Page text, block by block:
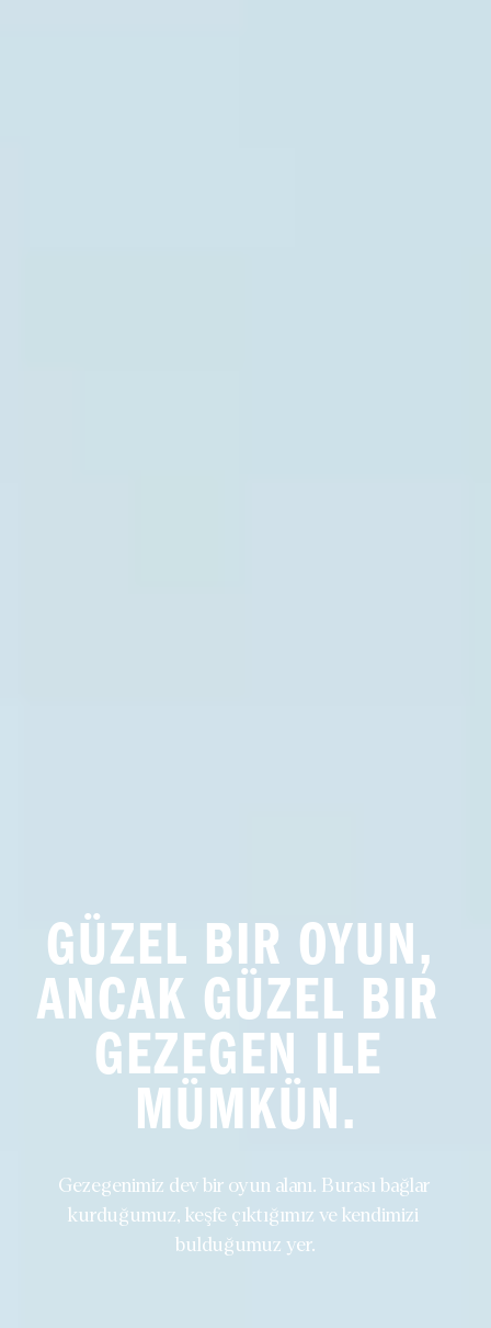
GÜZEL BIR OYUN,
ANCAK GÜZEL BIR
GEZEGEN ILE
MÜMKÜN.
Gezegenimiz dev bir oyun alanı. Burası bağlar
kurduğumuz, keşfe çıktığımız ve kendimizi
bulduğumuz yer.